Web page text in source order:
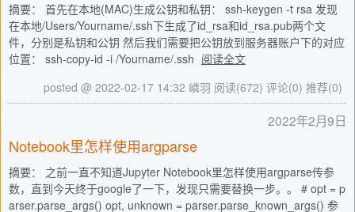
摘要： 首先在本地(MAC)生成公钥和私钥： ssh-keygen -t rsa 发现
在本地/Users/Yourname/.ssh下生成了id_rsa和id_rsa.pub两个文
件，分别是私钥和公钥 然后我们需要把公钥放到服务器账户下的对应
位置： ssh-copy-id -i /Yourname/.ssh 阅读全文
posted @ 2022-02-17 14:32 嶙羽 阅读(672) 评论(0) 推荐(0)
2022年2月9日
Notebook里怎样使用argparse
摘要： 之前一直不知道Jupyter Notebook里怎样使用argparse传参
数，直到今天终于google了一下，发现只需要替换一步。。 # opt = p
arser.parse_args() opt, unknown = parser.parse_known_args() 参